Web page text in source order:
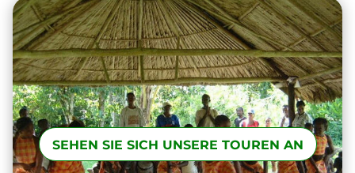
SEHEN SIE SICH UNSERE TOUREN AN